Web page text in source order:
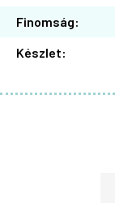
Finomság:
Készlet: